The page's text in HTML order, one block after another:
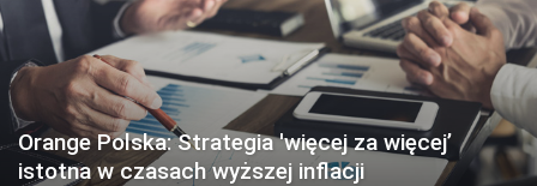
Orange Polska: Strategia 'więcej za więcej’
istotna w czasach wyższej inflacji